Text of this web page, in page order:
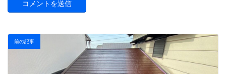
前の記事